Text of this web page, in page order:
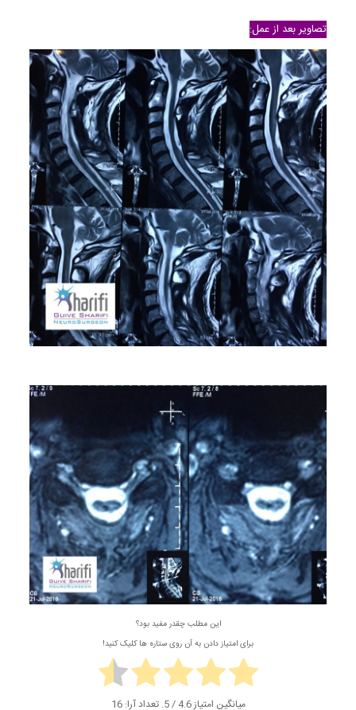
تصاویر بعد از عمل:
این مطلب چقدر مفید بود؟
برای امتیاز دادن به آن روی ستاره ها کلیک کنید!
میانگین امتیاز4.6 / 5. تعداد آرا: 16